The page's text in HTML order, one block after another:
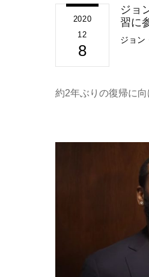
2020
12
8
ジョ
習に
ジョン
約2年ぶりの復帰に